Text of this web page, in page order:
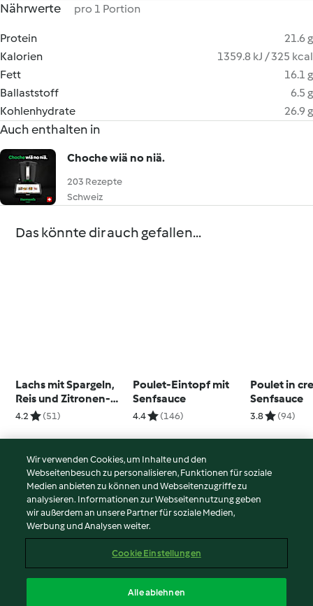
Nährwerte pro 1 Portion
Protein
21.6 g
Kalorien
1359.8 kJ / 325 kcal
Fett
16.1 g
Ballaststoff
6.5 g
Kohlenhydrate
26.9 g
Auch enthalten in
Choche wiä no niä.
203 Rezepte
Schweiz
Das könnte dir auch gefallen...
Lachs mit Spargeln,
Reis und Zitronen-
Hollandaise
4.2 (51)
Poulet-Eintopf mit
Senfsauce
4.4 (146)
Poulet in
Senfsauce
3.8 (94)
© Copyright 2026
Nutzungsbedingungen
Datenschutzrichtlinien
Impressum
Wir verwenden Cookies, um Inhalte und den
Webseitenbesuch zu personalisieren, Funktionen für soziale
Medien anbieten zu können und Webseitenzugriffe zu
analysieren. Informationen zur Webseitennutzung geben
wir außerdem an unsere Partner für soziale Medien,
Werbung und Analysen weiter.
Cookie Einstellungen
Alle ablehnen